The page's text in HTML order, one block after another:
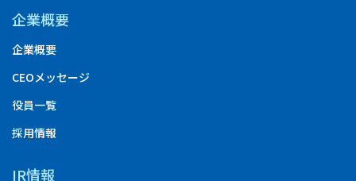
企業概要
企業概要
CEOメッセージ
役員一覧
採用情報
IR情報